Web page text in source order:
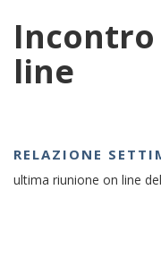
Incontro
line
RELAZIONE
ultima riunione on line